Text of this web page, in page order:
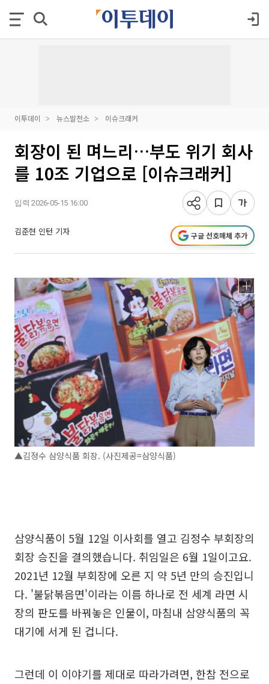
이투데이 뉴스발전소 이슈크래커
회장이 된 며느리…부도 위기 회사
를 10조 기업으로 [이슈크래커]
입력 2026-05-15 16:00
김준현 인턴 기자 구글 선호매체 추가
▲김정수 삼양식품 회장. (사진제공=삼양식품)
삼양식품이 5월 12일 이사회를 열고 김정수 부회장의
회장 승진을 결의했습니다. 취임일은 6월 1일이고요.
2021년 12월 부회장에 오른 지 약 5년 만의 승진입니
다. '불닭볶음면'이라는 이름 하나로 전 세계 라면 시
장의 판도를 바꿔놓은 인물이, 마침내 삼양식품의 꼭
대기에 서게 된 겁니다.
그런데 이 이야기를 제대로 따라가려면, 한참 전으로